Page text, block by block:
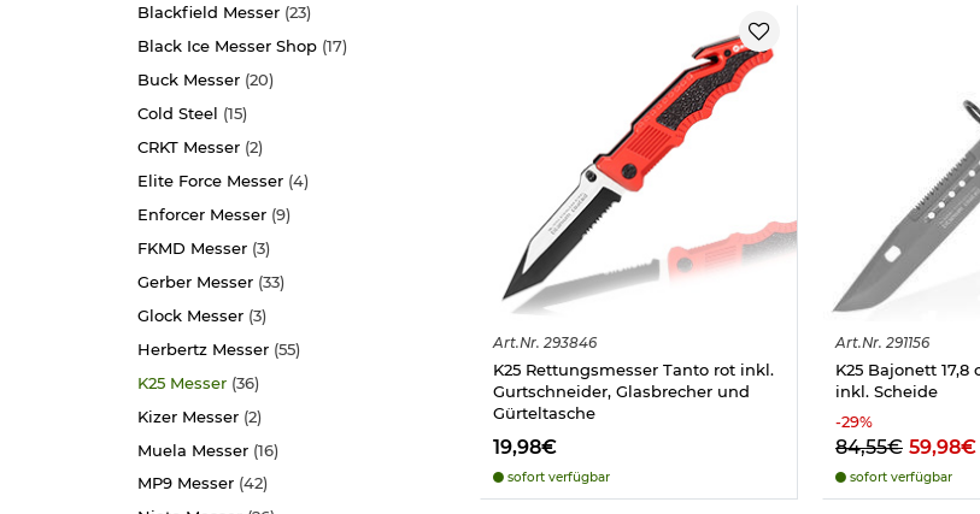
Blackfield Messer (23)
Black Ice Messer Shop (17)
Buck Messer (20)
Cold Steel (15)
CRKT Messer (2)
Elite Force Messer (4)
Enforcer Messer (9)
FKMD Messer (3)
Gerber Messer (33)
Glock Messer (3)
Herbertz Messer (55)
K25 Messer (36)
Kizer Messer (2)
Muela Messer (16)
MP9 Messer (42)
Art.Nr. 293846
K25 Rettungsmesser Tanto rot inkl.
Gurtschneider, Glasbrecher und
Gürteltasche
19,98€
sofort verfügbar
Art.Nr. 291156
K25 Bajonett
inkl. Scheide
-29%
84,55€ 59,98€
sofort verfügbar